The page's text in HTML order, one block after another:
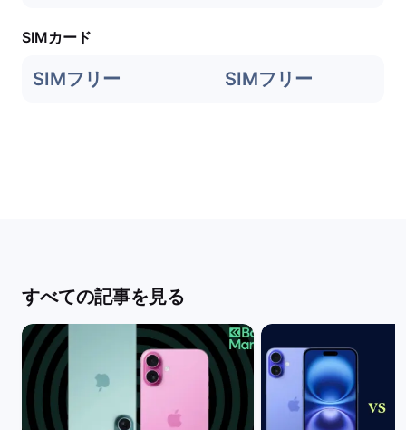
SIMカード
SIMフリー SIMフリー
すべての記事を見る